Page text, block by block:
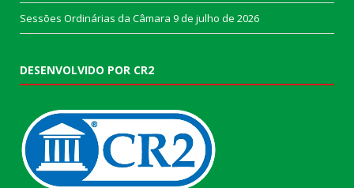
Sessões Ordinárias da Câmara 9 de julho de 2026
DESENVOLVIDO POR CR2